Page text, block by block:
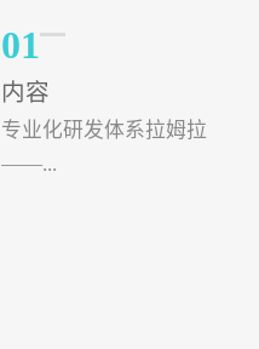
01
内容
专业化研发体系拉姆拉
——...